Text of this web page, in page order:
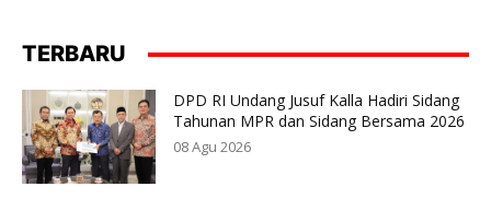
TERBARU
DPD RI Undang Jusuf Kalla Hadiri Sidang
Tahunan MPR dan Sidang Bersama 2026
08 Agu 2026